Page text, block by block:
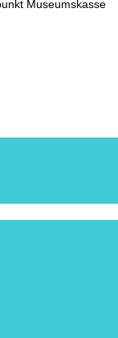
Museumskasse